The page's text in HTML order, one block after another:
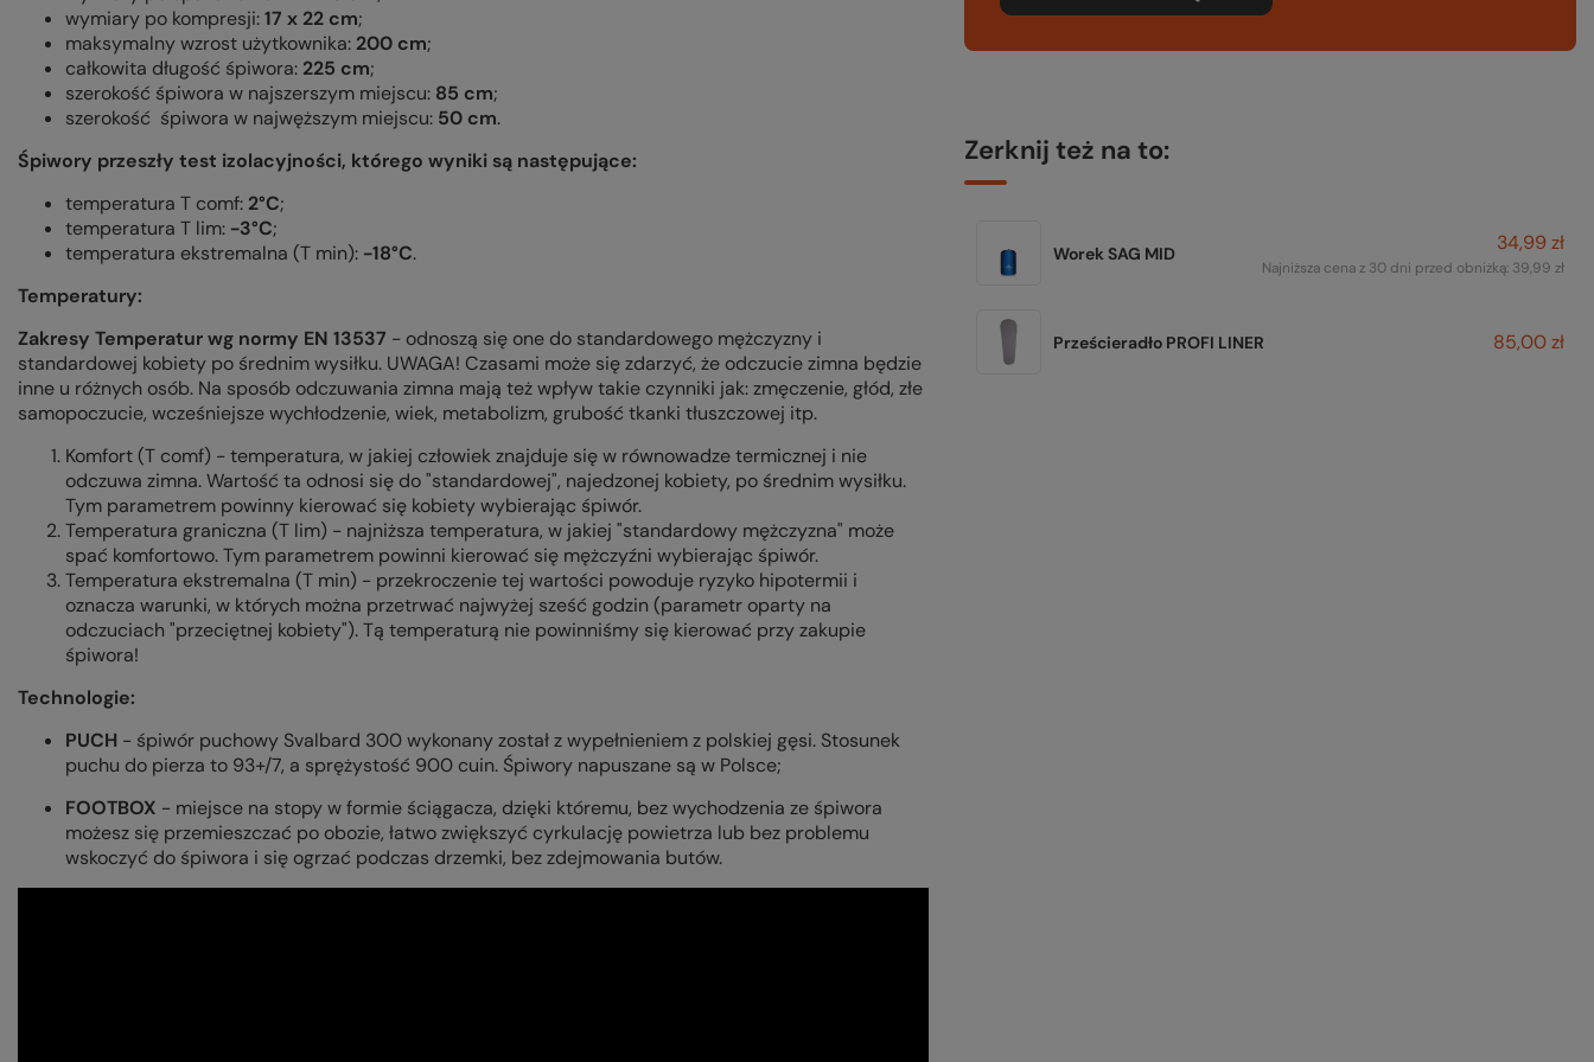
wymiary po kompresji:17 x 22 cm;
maksymalny wzrost użytkownika: 200 cm;
całkowita długość śpiwora: 225 cm;
szerokość śpiwora w najszerszym miejscu: 85 cm;
szerokość śpiwora w najwęższym miejscu: 50 cm.
Śpiwory przeszły test izolacyjności, którego wyniki są następujące:
temperatura T comf: 2°C;
temperatura T lim: -3°C;
temperatura ekstremalna (T min): -18°C.
Temperatury:
Zakresy Temperatur wg normy EN 13537 - odnoszą się one do standardowego mężczyzny i
standardowej kobiety po średnim wysiłku. UWAGA! Czasami może się zdarzyć, że odczucie zimna będzie
inne u różnych osób. Na sposób odczuwania zimna mają też wpływ takie czynniki jak: zmęczenie, głód, złe
samopoczucie, wcześniejsze wychłodzenie, wiek, metabolizm, grubość tkanki tłuszczowej itp.
Komfort (T comf) - temperatura, w jakiej człowiek znajduje się w równowadze termicznej i nie
odczuwa zimna. Wartość ta odnosi się do "standardowej", najedzonej kobiety, po średnim wysiłku.
Tym parametrem powinny kierować się kobiety wybierając śpiwór.
Temperatura graniczna (T lim) - najniższa temperatura, w jakiej "standardowy mężczyzna" może
spać komfortowo. Tym parametrem powinni kierować się mężczyźni wybierając śpiwór.
Temperatura ekstremalna (T min) - przekroczenie tej wartości powoduje ryzyko hipotermii i
oznacza warunki, w których można przetrwać najwyżej sześć godzin (parametr oparty na
odczuciach "przeciętnej kobiety"). Tą temperaturą nie powinniśmy się kierować przy zakupie
śpiwora!
Technologie:
PUCH - śpiwór puchowy Svalbard 300 wykonany został z wypełnieniem z polskiej gęsi. Stosunek
puchu do pierza to 93+/7, a sprężystość 900 cuin. Śpiwory napuszane są w Polsce;
FOOTBOX - miejsce na stopy w formie ściągacza, dzięki któremu, bez wychodzenia ze śpiwora
możesz się przemieszczać po obozie, łatwo zwiększyć cyrkulację powietrza lub bez problemu
wskoczyć do śpiwora i się ogrzać podczas drzemki, bez zdejmowania butów.
Zerknij też na to:
Worek SAG MID 34,99 zł
Najniższa cena z 30 dni przed obniżką: 39,99 zł
Prześcieradło PROFI LINER 85,00 zł